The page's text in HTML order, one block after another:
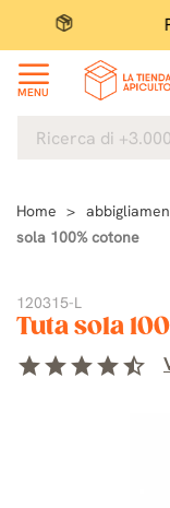
MENU
Home
sola 100% cotone
120315-L
Tuta sola
starstarstarstarstar_half